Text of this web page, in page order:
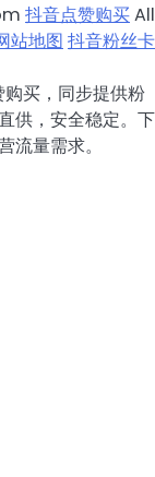
抖音点赞购买All
站地图 抖音粉丝卡
买，同步提供粉
供，安全稳定。下
量需求。